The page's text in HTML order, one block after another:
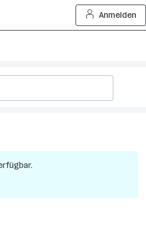
Anmelden